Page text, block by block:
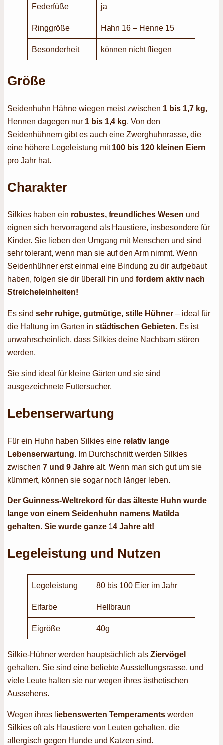
Federfüße ja
Ringgröße Hahn 16 – Henne 15
Besonderheit können nicht fliegen
Größe
Seidenhuhn Hähne wiegen meist zwischen 1 bis 1,7 kg
Hennen dagegen nur 1 bis 1,4 kg . Von den
Seidenhühnern gibt es auch eine Zwerghuhnrasse, die
eine höhere Legeleistung mit 100 bis 120 kleinen Eiern
pro Jahr hat.
Charakter
Silkies haben ein robustes, freundliches Wesen und
eignen sich hervorragend als Haustiere, insbesondere für
Kinder. Sie lieben den Umgang mit Menschen und sind
sehr tolerant, wenn man sie auf den Arm nimmt. Wenn
Seidenhühner erst einmal eine Bindung zu dir aufgebaut
haben, folgen sie dir überall hin undfordern aktiv nach
Streicheleinheiten!
Es sindsehr ruhige, gutmütige, stille Hühner – ideal für
die Haltung im Garten instädtischen Gebieten. Es ist
unwahrscheinlich, dass Silkies deine Nachbarn stören
werden.
Sie sind ideal für kleine Gärten und sie sind
ausgezeichnete Futtersucher.
Lebenserwartung
Für ein Huhn haben Silkies eine relativ lange
Lebenserwartung. Im Durchschnitt werden Silkies
zwischen7 und 9 Jahrealt. Wenn man sich gut um sie
kümmert, können sie sogar noch länger leben.
Der Guinness-Weltrekord für das älteste Huhn wurde
lange von einem Seidenhuhn namens Matilda
gehalten. Sie wurde ganze 14 Jahre alt!
Legeleistung und Nutzen
Legeleistung 80 bis 100 Eier im Jahr
Eifarbe Hellbraun
Eigröße 40g
Silkie-Hühner werden hauptsächlich als Ziervögel
gehalten. Sie sind eine beliebte Ausstellungsrasse, und
viele Leute halten sie nur wegen ihres ästhetischen
Aussehens.
Wegen ihres liebenswerten Temperaments werden
Silkies oft als Haustiere von Leuten gehalten, die
allergisch gegen Hunde und Katzen sind.